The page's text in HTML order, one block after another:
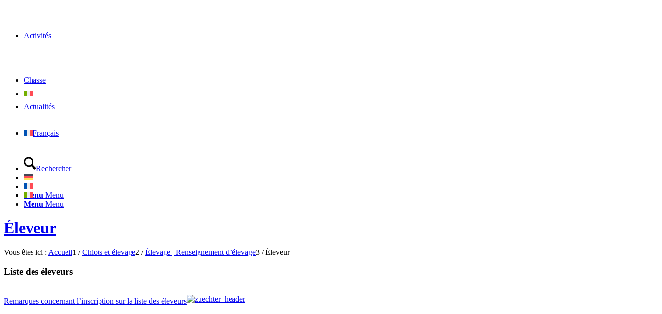
Menu Menu
Activités
Chasse
Actualités
Français
Rechercher
Menu Menu
Éleveur
Vous êtes ici : Accueil1 / Chiots et élevage2 / Élevage | Renseignement d’élevage3 / Éleveur
Liste des éleveurs
Remarques concernant l’inscription sur la liste des éleveurs